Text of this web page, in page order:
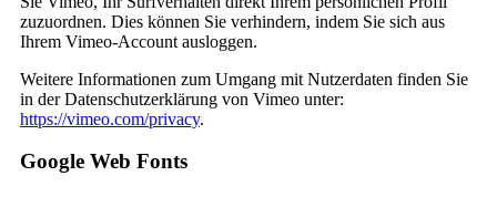
zuzuordnen. Dies können Sie verhindern, indem Sie sich aus
Ihrem Vimeo-Account ausloggen.
Weitere Informationen zum Umgang mit Nutzerdaten finden Sie
in der Datenschutzerklärung von Vimeo unter:
https://vimeo.com/privacy.
Google Web Fonts